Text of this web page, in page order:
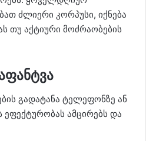
ძლიერი კორპუსი, იქნება
თუ აქტიური მოძრაობების
გადატანა ტელეფონზე ან
ეფექტურობას ამცირებს და